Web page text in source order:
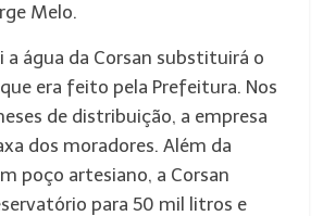
Melo.
a água da Corsan substituirá o
era feito pela Prefeitura. Nos
de distribuição, a empresa
dos moradores. Além da
poço artesiano, a Corsan
para 50 mil litros e